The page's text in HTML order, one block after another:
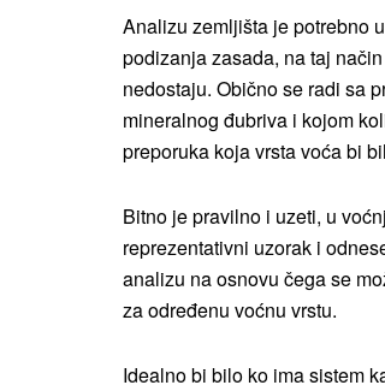
Analizu zemljišta je potrebno
podizanja zasada, na taj
nedostaju. Obično se radi sa
mineralnog đubriva i kojom
preporuka koja vrsta voća bi
Bitno je pravilno i uzeti, u
reprezentativni uzorak i
analizu na osnovu čega se
za određenu voćnu vrstu.
Idealno bi bilo ko ima sistem